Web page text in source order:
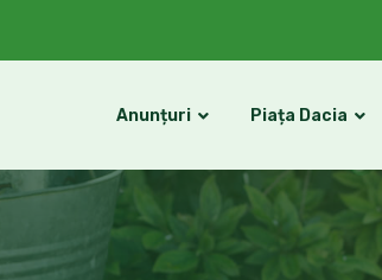
Anunțuri Piața Dacia